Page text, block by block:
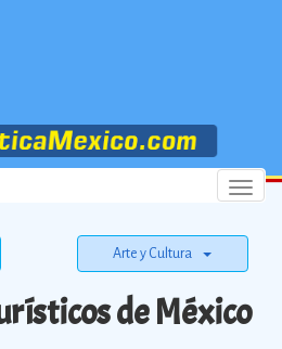
Menu
Arte y Cultura
de México